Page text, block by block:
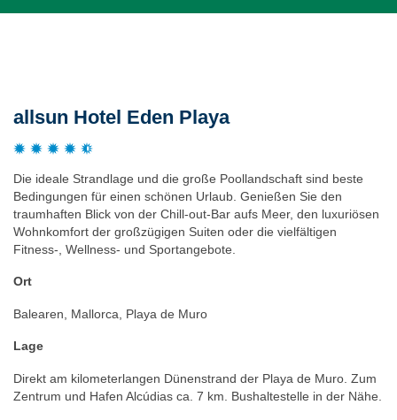
allsun Hotel Eden Playa
Die ideale Strandlage und die große Poollandschaft sind beste
Bedingungen für einen schönen Urlaub. Genießen Sie den
traumhaften Blick von der Chill-out-Bar aufs Meer, den luxuriösen
Wohnkomfort der großzügigen Suiten oder die vielfältigen
Fitness-, Wellness- und Sportangebote.
Ort
Balearen, Mallorca, Playa de Muro
Lage
Direkt am kilometerlangen Dünenstrand der Playa de Muro. Zum
Zentrum und Hafen Alcúdias ca. 7 km. Bushaltestelle in der Nähe.